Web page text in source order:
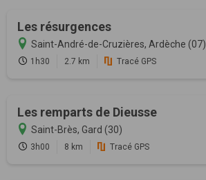
Les résurgences
Saint-André-de-Cruzières, Ardèche (07)
1h30 2.7 km Tracé GPS
Les remparts de Dieusse
Saint-Brès, Gard (30)
3h00 8 km Tracé GPS